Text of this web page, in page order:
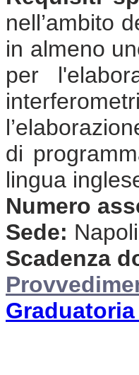
nell’ambito
in almeno
per
di
lingua
Numero
Sede: Napoli
Scadenza
Graduatoria